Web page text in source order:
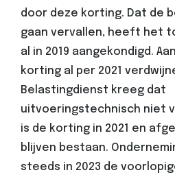
door deze korting. Dat de
gaan vervallen, heeft het
al in 2019 aangekondigd.
korting al per 2021
Belastingdienst kreeg dat
uitvoeringstechnisch niet
is de korting in 2021 en
blijven bestaan.
steeds in 2023 de